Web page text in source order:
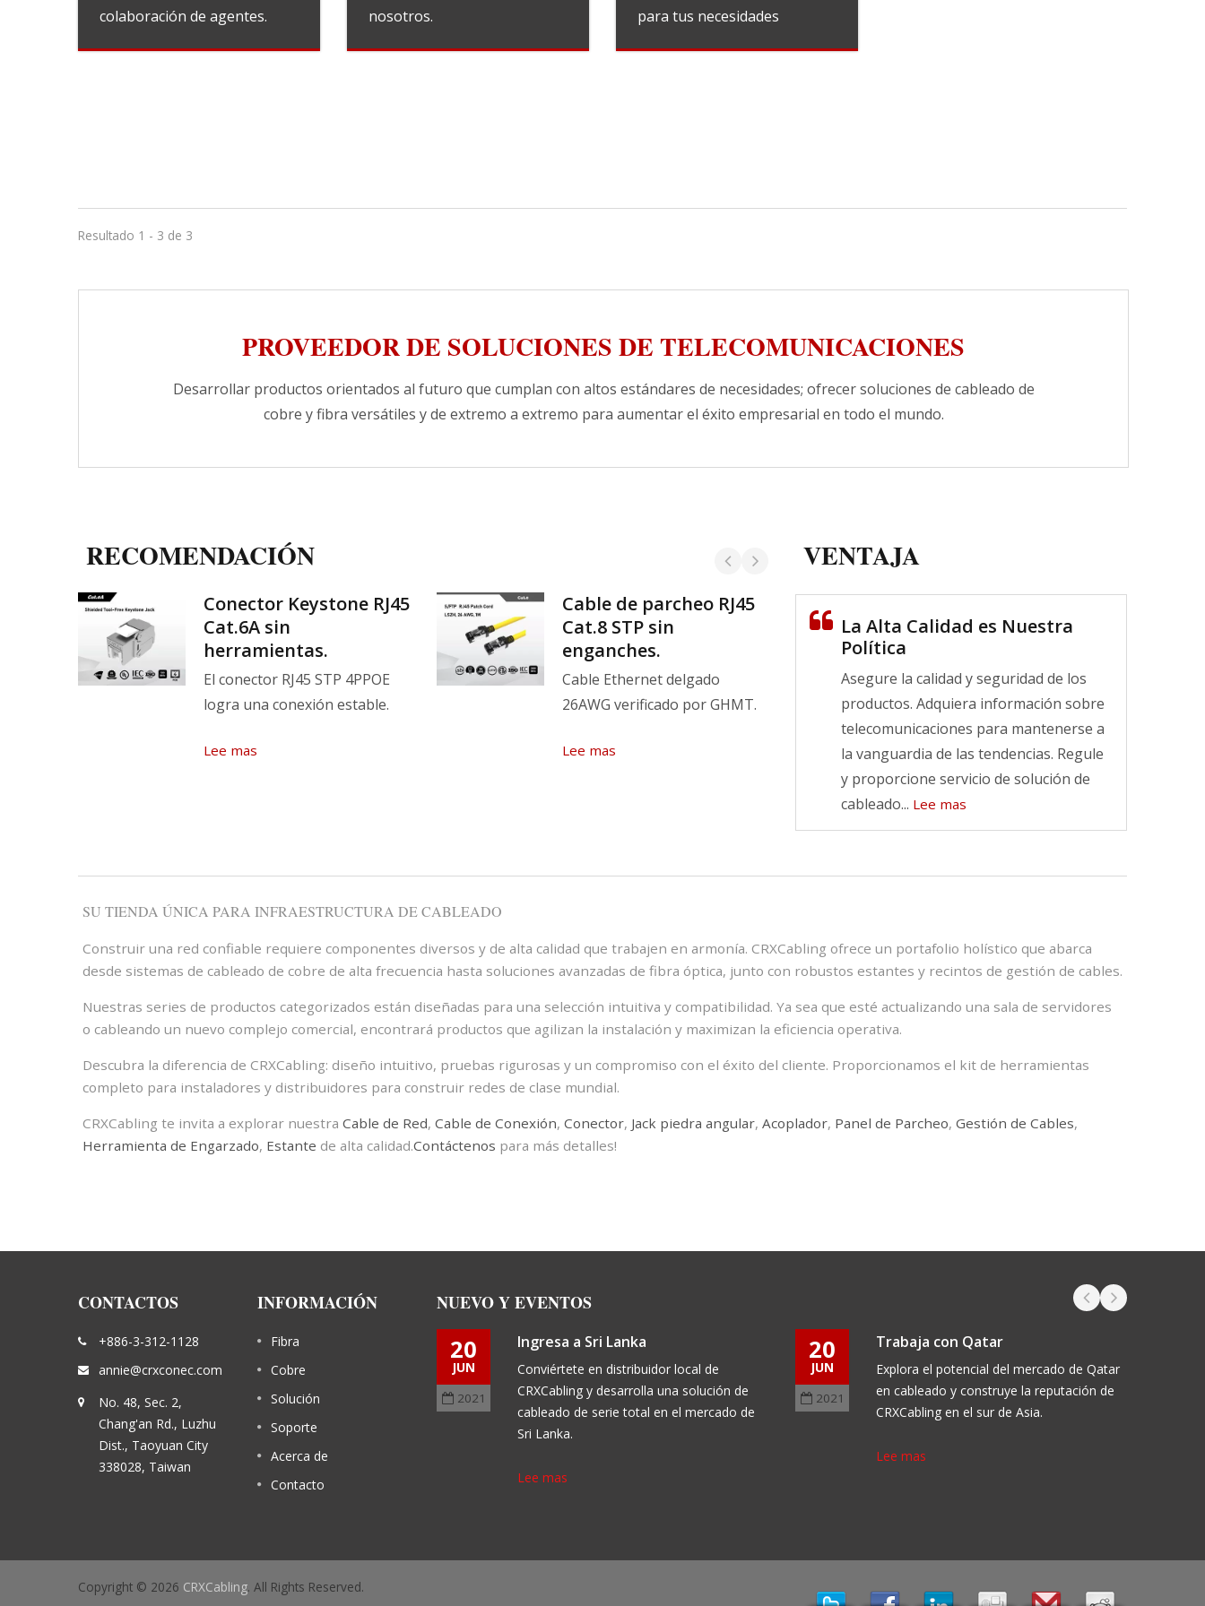
colaboración de agentes.
nosotros.
para tus necesidades
Resultado 1 - 3 de 3
PROVEEDOR DE SOLUCIONES DE TELECOMUNICACIONES
Desarrollar productos orientados al futuro que cumplan con altos estándares de necesidades; ofrecer soluciones de cableado de
cobre y fibra versátiles y de extremo a extremo para aumentar el éxito empresarial en todo el mundo.
RECOMENDACIÓN
Conector Keystone RJ45
Cat.6A sin
herramientas.
El conector RJ45 STP 4PPOE
logra una conexión estable.
Lee mas
Cable de parcheo RJ45
Cat.8 STP sin
enganches.
Cable Ethernet delgado
26AWG verificado por GHMT.
Lee mas
Panel de parche de
fibra LGX
Opciones flexibles para el
sistema de cableado de fibra.
Lee mas
VENTAJA
La Alta Calidad es Nuestra
Política
Asegure la calidad y seguridad de los
productos. Adquiera información sobre
la vanguardia de las tendencias. Regule
La Alta Calidad es Nuestra
Política
Asegure la calidad y seguridad de los
productos. Adquiera información sobre
telecomunicaciones para mantenerse a
la vanguardia de las tendencias. Regule
y proporcione servicio de solución de
cableado... Lee mas
SU TIENDA ÚNICA PARA INFRAESTRUCTURA DE CABLEADO
Construir una red confiable requiere componentes diversos y de alta calidad que trabajen en armonía. CRXCabling ofrece un portafolio holístico que abarca
desde sistemas de cableado de cobre de alta frecuencia hasta soluciones avanzadas de fibra óptica, junto con robustos estantes y recintos de gestión de cables.
Nuestras series de productos categorizados están diseñadas para una selección intuitiva y compatibilidad. Ya sea que esté actualizando una sala de servidores
o cableando un nuevo complejo comercial, encontrará productos que agilizan la instalación y maximizan la eficiencia operativa.
Descubra la diferencia de CRXCabling: diseño intuitivo, pruebas rigurosas y un compromiso con el éxito del cliente. Proporcionamos el kit de herramientas
completo para instaladores y distribuidores para construir redes de clase mundial.
CRXCabling te invita a explorar nuestra Cable de Red, Cable de Conexión, Conector, Jack piedra angular, Acoplador, Panel de Parcheo, Gestión de Cables,
Herramienta de Engarzado, Estante de alta calidad.Contáctenos para más detalles!
CONTACTOS
+886-3-312-1128
annie@crxconec.com
No. 48, Sec. 2,
Chang'an Rd., Luzhu
Dist., Taoyuan City
338028, Taiwan
INFORMACIÓN
Fibra
Cobre
Solución
Soporte
Acerca de
Contacto
NUEVO Y EVENTOS
20
APR
2017
Título de Noticias o Evento 04
Aquí está el espacio para eventos, noticias
o cualquier información sobre su empresa.
Solo se mostrarán alrededor de 150
caracteres.
Lee mas
20
JUN
2021
Ingresa a Sri Lanka
Conviértete en distribuidor local de
CRXCabling y desarrolla una solución de
cableado de serie total en el mercado de
Sri Lanka.
Lee mas
20
JUN
2021
Trabaja con Qatar
Explora el potencial del mercado de Qatar
en cableado y construye la reputación de
CRXCabling en el sur de Asia.
Lee mas
Copyright © 2026 CRXCabling. All Rights Reserved.